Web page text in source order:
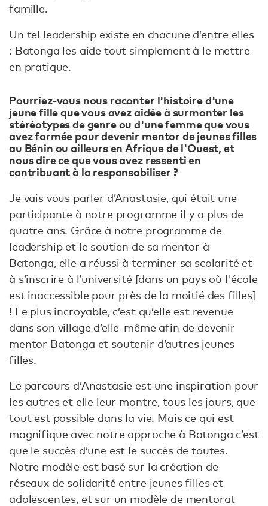
famille.
Un tel leadership existe en chacune d’entre elles
: Batonga les aide tout simplement à le mettre
en pratique.
Pourriez-vous nous raconter l'histoire d'une
jeune fille que vous avez aidée à surmonter les
stéréotypes de genre ou d'une femme que vous
avez formée pour devenir mentor de jeunes filles
au Bénin ou ailleurs en Afrique de l'Ouest, et
nous dire ce que vous avez ressenti en
contribuant à la responsabiliser ?
Je vais vous parler d’Anastasie, qui était une
participante à notre programme il y a plus de
quatre ans. Grâce à notre programme de
leadership et le soutien de sa mentor à
Batonga, elle a réussi à terminer sa scolarité et
à s’inscrire à l’université [dans un pays où l'école
est inaccessible pour près de la moitié des filles]
! Le plus incroyable, c’est qu’elle est revenue
dans son village d’elle-même afin de devenir
mentor Batonga et soutenir d’autres jeunes
filles.
Le parcours d’Anastasie est une inspiration pour
les autres et elle leur montre, tous les jours, que
tout est possible dans la vie. Mais ce qui est
magnifique avec notre approche à Batonga c’est
que le succès d’une est le succès de toutes.
Notre modèle est basé sur la création de
réseaux de solidarité entre jeunes filles et
adolescentes, et sur un modèle de mentorat